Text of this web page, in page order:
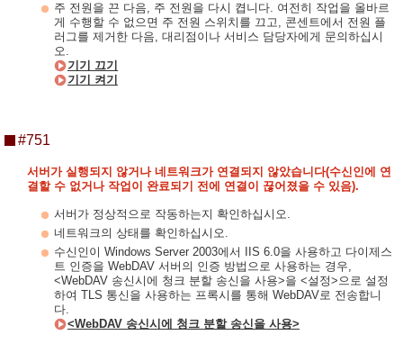
주 전원을 끈 다음, 주 전원을 다시 켭니다. 여전히 작업을 올바르
게 수행할 수 없으면 주 전원 스위치를 끄고, 콘센트에서 전원 플
러그를 제거한 다음, 대리점이나 서비스 담당자에게 문의하십시
오.
기기 끄기
기기 켜기
#751
서버가 실행되지 않거나 네트워크가 연결되지 않았습니다(수신인에 연
결할 수 없거나 작업이 완료되기 전에 연결이 끊어졌을 수 있음).
서버가 정상적으로 작동하는지 확인하십시오.
네트워크의 상태를 확인하십시오.
수신인이 Windows Server 2003에서 IIS 6.0을 사용하고 다이제스
트 인증을 WebDAV 서버의 인증 방법으로 사용하는 경우,
<WebDAV 송신시에 청크 분할 송신을 사용>을 <설정>으로 설정
하여 TLS 통신을 사용하는 프록시를 통해 WebDAV로 전송합니
다.
<WebDAV 송신시에 청크 분할 송신을 사용>